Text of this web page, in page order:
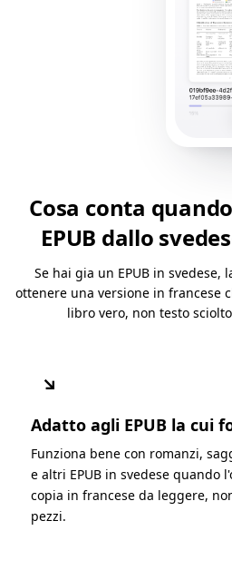
Cosa conta
EPUB dallo
Se hai gia un EPUB in svedese,
ottenere una versione in francese
libro vero, non testo
↘
Adatto agli EPUB la cui
Funziona bene con romanzi,
e altri EPUB in svedese quando
copia in francese da leggere,
pezzi.